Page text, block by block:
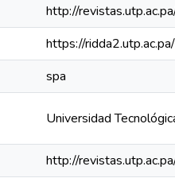
http://
https://
spa
Universidad
http://